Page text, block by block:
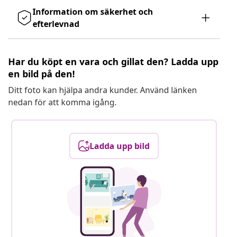
Information om säkerhet och
efterlevnad
Har du köpt en vara och gillat den? Ladda upp
en bild på den!
Ditt foto kan hjälpa andra kunder. Använd länken
nedan för att komma igång.
Ladda upp bild